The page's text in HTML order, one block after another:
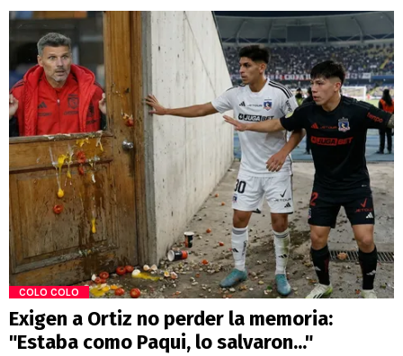
COLO COLO
Exigen a Ortiz no perder la memoria:
"Estaba como Paqui, lo salvaron..."